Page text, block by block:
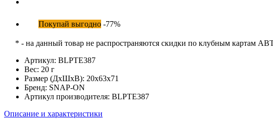
Покупай выгодно -77%
* - на данный товар не распространяются скидки по клубным картам
Артикул: BLPTE387
Вес: 20 г
Размер (ДхШхВ): 20x63x71
Бренд: SNAP-ON
Артикул производителя: BLPTE387
Описание и характеристики